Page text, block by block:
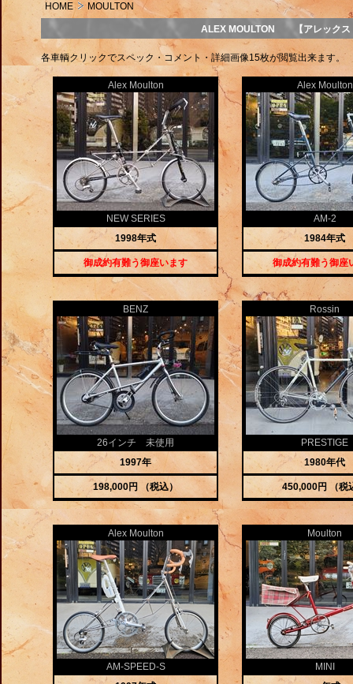
HOME MOULTON
ALEX MOULTON 【アレック
各車輌クリックでスペック・コメント・詳細画像15枚が閲覧出来ます。
Alex Moulton
NEW SERIES
1998年式
御成約有難う御座います
Alex Moulton
AM-2
1984年式
御成約有難う御座
BENZ
26インチ 未使用
1997年
198,000円 （税込）
Rossin
PRESTIGE
1980年代
450,000円 （税
Alex Moulton
AM-SPEED-S
Moulton
MINI